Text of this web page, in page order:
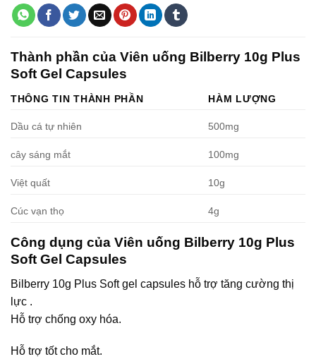
Thành phần của Viên uống Bilberry 10g Plus
Soft Gel Capsules
THÔNG TIN THÀNH PHẦN HÀM LƯỢNG
Dầu cá tự nhiên 500mg
cây sáng mắt 100mg
Việt quất 10g
Cúc vạn thọ 4g
Công dụng của Viên uống Bilberry 10g Plus
Soft Gel Capsules
Bilberry 10g Plus Soft gel capsules hỗ trợ tăng cường thị
lực .
Hỗ trợ chống oxy hóa.
Hỗ trợ tốt cho mắt.